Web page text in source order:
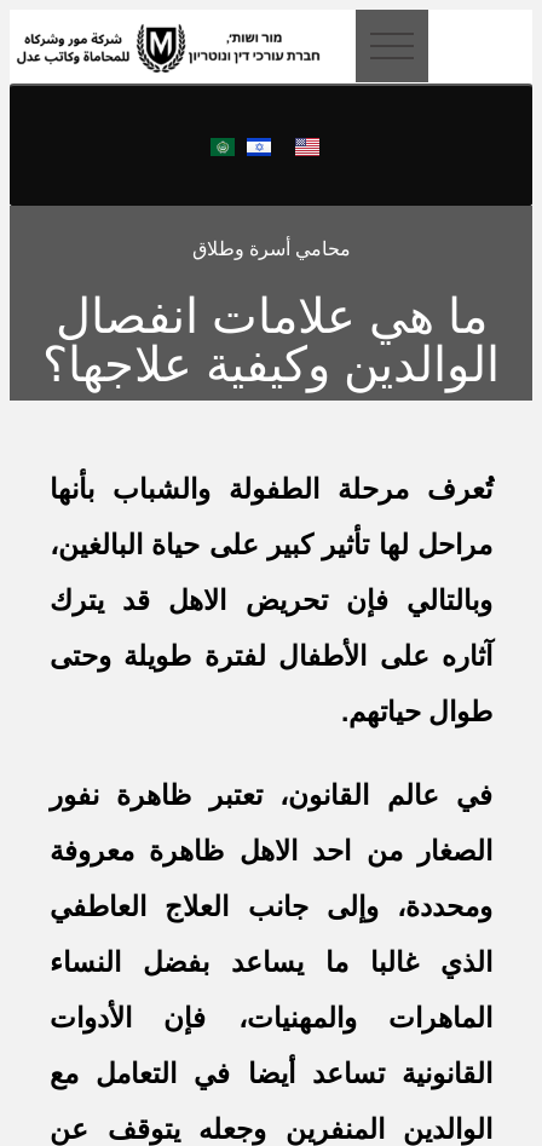
محامي أسرة وطلاق
ما هي علامات انفصال
الوالدين وكيفية علاجها؟
تُعرف مرحلة الطفولة والشباب بأنها
مراحل لها تأثير كبير على حياة البالغين،
وبالتالي فإن تحريض الاهل قد يترك
آثاره على الأطفال لفترة طويلة وحتى
طوال حياتهم.
في عالم القانون، تعتبر ظاهرة نفور
الصغار من احد الاهل ظاهرة معروفة
ومحددة، وإلى جانب العلاج العاطفي
الذي غالبا ما يساعد بفضل النساء
الماهرات والمهنيات، فإن الأدوات
القانونية تساعد أيضا في التعامل مع
الوالدين المنفرين وجعله يتوقف عن